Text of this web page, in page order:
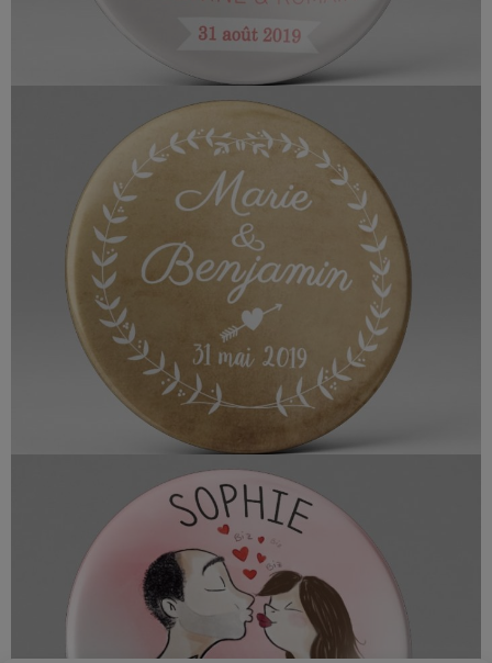
personnalisés | Couronne Nature
personnalisés | Illustration des mariés